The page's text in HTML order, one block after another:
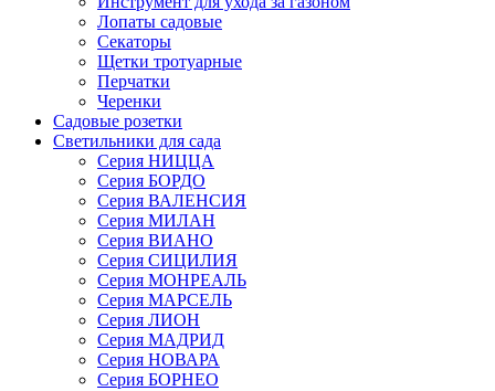
Лопаты садовые
Секаторы
Щетки тротуарные
Перчатки
Черенки
Садовые розетки
Светильники для сада
Серия НИЦЦА
Серия БОРДО
Серия ВАЛЕНСИЯ
Серия МИЛАН
Серия ВИАНО
Серия СИЦИЛИЯ
Серия МОНРЕАЛЬ
Серия МАРСЕЛЬ
Серия ЛИОН
Серия МАДРИД
Серия НОВАРА
Серия БОРНЕО